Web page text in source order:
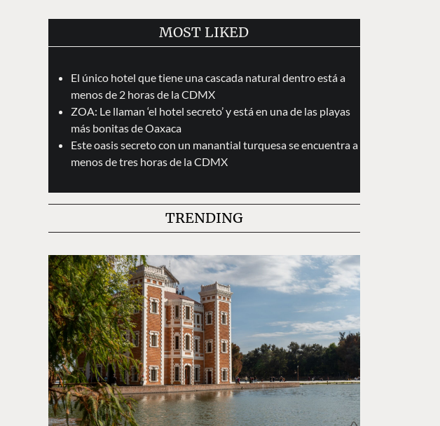
MOST LIKED
El único hotel que tiene una cascada natural dentro está a
menos de 2 horas de la CDMX
ZOA: Le llaman ‘el hotel secreto’ y está en una de las playas
más bonitas de Oaxaca
Este oasis secreto con un manantial turquesa se encuentra a
menos de tres horas de la CDMX
TRENDING